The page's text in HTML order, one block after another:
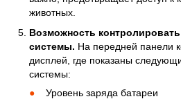
животных.
Возможность
системы. На передней панели
дисплей, где показаны
системы:
Уровень заряда батареи